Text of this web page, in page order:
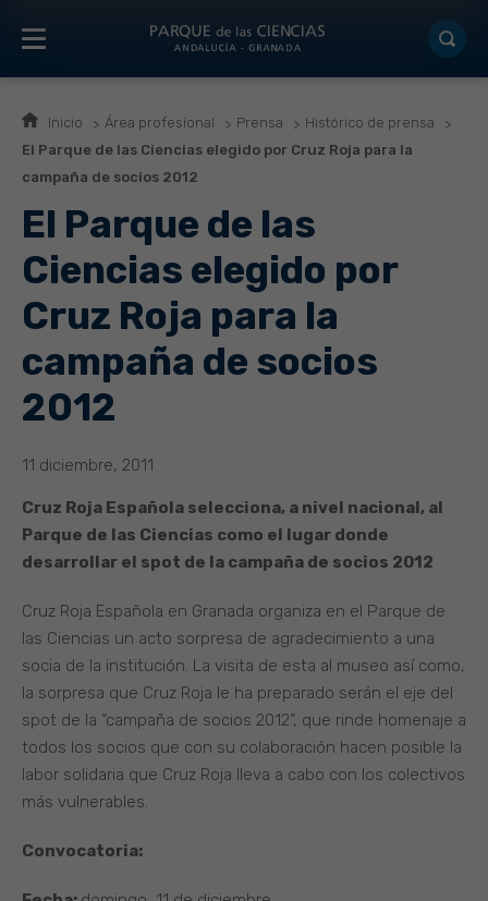
Inicio Área profesional Prensa
Histórico de prensa
El Parque de las Ciencias elegido por Cruz Roja para la
campaña de socios 2012
El Parque de las
Ciencias elegido por
Cruz Roja para la
campaña de socios
2012
11 diciembre, 2011
Cruz Roja Española selecciona, a nivel nacional, al
Parque de las Ciencias como el lugar donde
desarrollar el spot de la campaña de socios 2012
Cruz Roja Española en Granada organiza en el Parque de
las Ciencias un acto sorpresa de agradecimiento a una
socia de la institución. La visita de esta al museo así como,
la sorpresa que Cruz Roja le ha preparado serán el eje del
spot de la “campaña de socios 2012”, que rinde homenaje a
todos los socios que con su colaboración hacen posible la
labor solidaria que Cruz Roja lleva a cabo con los colectivos
más vulnerables.
Convocatoria: